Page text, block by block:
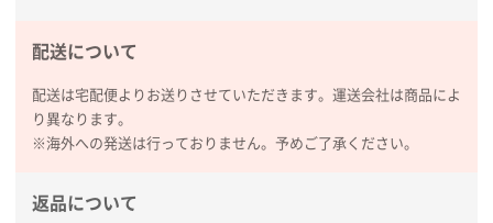
【オーダー商品】特別ご注文ページ04
柔軟かつスピーディーに対応してくれたため
2026年02月16日 14:47
配送について
配送は宅配便よりお送りさせていただきます。運送会社は商品によ
り異なります。
※海外への発送は行っておりません。予めご了承ください。
返品について